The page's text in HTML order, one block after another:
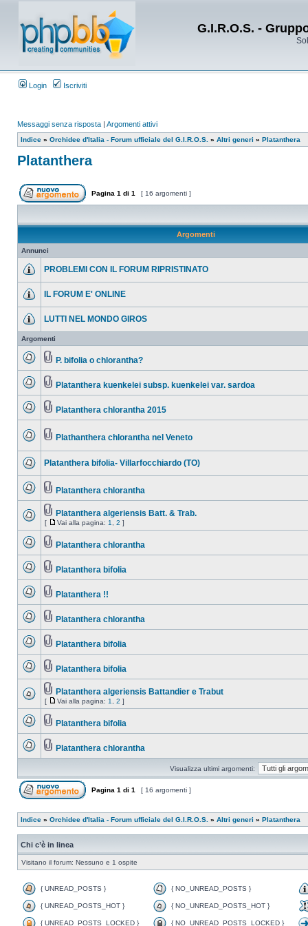
G.I.R.O.S. -
Login Iscriviti
Messaggi senza risposta | Argomenti attivi
Indice » Orchidee d'Italia - Forum ufficiale del G.I.R.O.S. » Altri generi » Platanthera
Platanthera
Pagina 1 di 1 [ 16 argomenti ]
Argomenti
Annunci
PROBLEMI CON IL FORUM RIPRISTINATO
IL FORUM E' ONLINE
LUTTI NEL MONDO GIROS
Argomenti
P. bifolia o chlorantha?
Platanthera kuenkelei subsp. kuenkelei var. sardoa
Platanthera chlorantha 2015
Plathanthera chlorantha nel Veneto
Platanthera bifolia- Villarfocchiardo (TO)
Platanthera chlorantha
Platanthera algeriensis Batt. & Trab.
[ Vai alla pagina: 1 2 ]
Platanthera chlorantha
Platanthera bifolia
Platanthera !!
Platanthera chlorantha
Platanthera bifolia
Platanthera bifolia
Platanthera algeriensis Battandier e Trabut
[ Vai alla pagina: 1 2 ]
Platanthera bifolia
Platanthera chlorantha
Visualizza ultimi argomenti:
Pagina 1 di 1 [ 16 argomenti ]
Indice » Orchidee d'Italia - Forum ufficiale del G.I.R.O.S. » Altri generi » Platanthera
Chi c’è in linea
Visitano il forum: Nessuno e 1 ospite
{ UNREAD_POSTS } { NO_UNREAD_POSTS }
{ UNREAD_POSTS_HOT } { NO_UNREAD_POSTS_HOT }
{ UNREAD_POSTS_LOCKED } { NO_UNREAD_POSTS_LOCKED }